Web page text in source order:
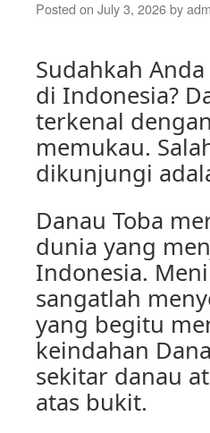
Posted on July 3, 2026by
Sudahkah
di Indonesia?
terkenal
memukau.
dikunjungi
Danau Toba
dunia yang
Indonesia.
sangatlah
yang begitu
keindahan
sekitar danau
atas bukit.